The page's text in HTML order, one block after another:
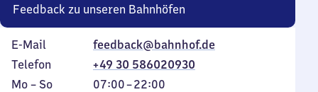
Feedback zu unseren Bahnhöfen
E-Mail
feedback@bahnhof.de
Telefon
+49 30 586020930
Montag
Mo – So,
07:00–22:00
Von